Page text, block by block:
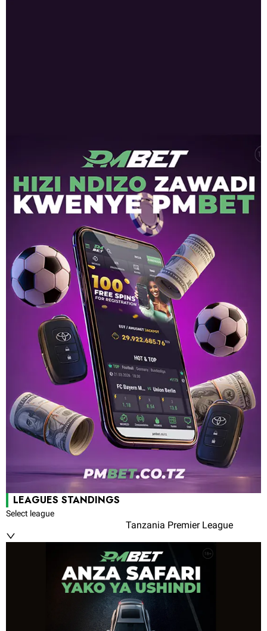
LEAGUES STANDINGS
Select league
Tanzania Premier League